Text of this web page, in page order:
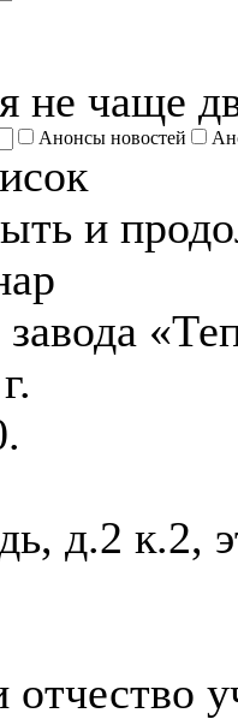
не чаще
Анонсы новостей
и
д.2 к.2,